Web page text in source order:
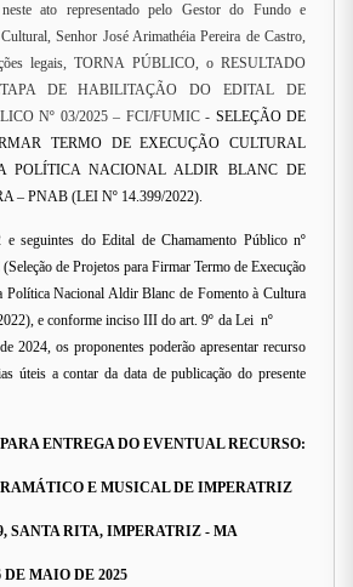
ato representado pelo Gestor do Fundo e
Senhor José Arimathéia Pereira de Castro,
legais, TORNA PÚBLICO, o RESULTADO
DE HABILITAÇÃO DO EDITAL DE
Nº 03/2025 – FCI/FUMIC - SELEÇÃO DE
TERMO DE EXECUÇÃO CULTURAL
POLÍTICA NACIONAL ALDIR BLANC DE
– PNAB (LEI Nº 14.399/2022).
seguintes do Edital de Chamamento Público nº
de Projetos para Firmar Termo de Execução
Política Nacional Aldir Blanc de Fomento à Cultura
e conforme inciso III do art. 9º da Lei nº
2024, os proponentes poderão apresentar recurso
úteis a contar da data de publicação do presente
ENTREGA DO EVENTUAL RECURSO:
E MUSICAL DE IMPERATRIZ
SANTA RITA, IMPERATRIZ - MA
DE MAIO DE 2025